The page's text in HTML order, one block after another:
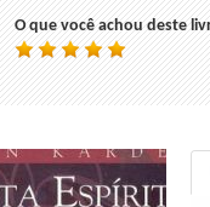
O que você achou deste